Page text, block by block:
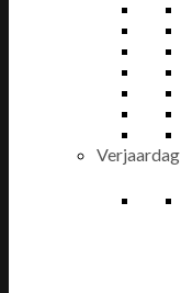
Verjaardag